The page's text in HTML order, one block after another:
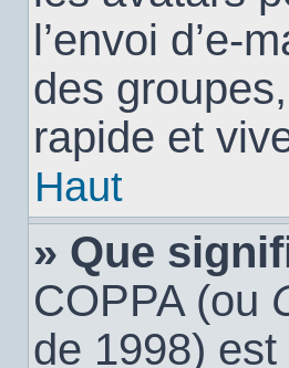
l’envoi d’e-
des
rapide et
Haut
» Que
COPPA (ou
de 1998)